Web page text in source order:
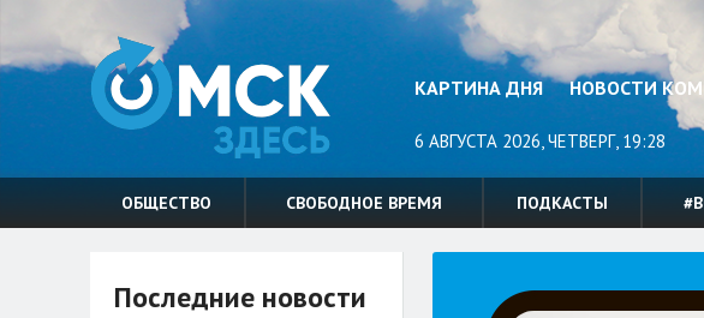
КАРТИНА ДНЯ НОВОСТИ
6 АВГУСТА 2026, ЧЕТВЕРГ, 19:28
ОБЩЕСТВО СВОБОДНОЕ ВРЕМЯ ПОДКАСТЫ
Последние новости